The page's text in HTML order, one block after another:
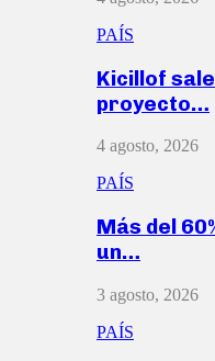
PAÍS
Kicillof
proyecto…
4 agosto, 2026
PAÍS
Más del
un…
3 agosto, 2026
PAÍS